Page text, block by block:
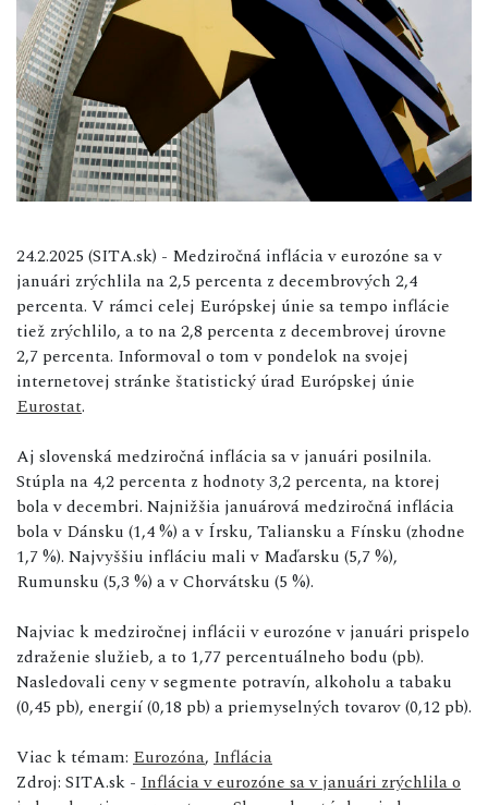
24.2.2025 (SITA.sk) - Medziročná inflácia v eurozóne sa v
januári zrýchlila na 2,5 percenta z decembrových 2,4
percenta. V rámci celej Európskej únie sa tempo inflácie
tiež zrýchlilo, a to na 2,8 percenta z decembrovej úrovne
2,7 percenta. Informoval o tom v pondelok na svojej
internetovej stránke štatistický úrad Európskej únie
Eurostat.
Aj slovenská medziročná inflácia sa v januári posilnila.
Stúpla na 4,2 percenta z hodnoty 3,2 percenta, na ktorej
bola v decembri. Najnižšia januárová medziročná inflácia
bola v Dánsku (1,4 %) a v Írsku, Taliansku a Fínsku (zhodne
1,7 %). Najvyššiu infláciu mali v Maďarsku (5,7 %),
Rumunsku (5,3 %) a v Chorvátsku (5 %).
Najviac k medziročnej inflácii v eurozóne v januári prispelo
zdraženie služieb, a to 1,77 percentuálneho bodu (pb).
Nasledovali ceny v segmente potravín, alkoholu a tabaku
(0,45 pb), energií (0,18 pb) a priemyselných tovarov (0,12 pb).
Viac k témam: Eurozóna, Inflácia
Zdroj: SITA.sk - Inflácia v eurozóne sa v januári zrýchlila o